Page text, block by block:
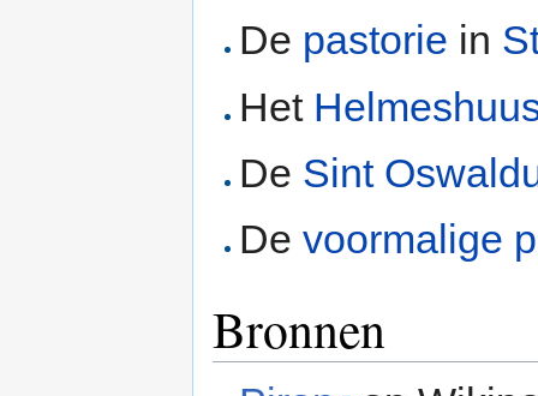
De pastorie in
Het
De Sint
Devoormalige
Bronnen